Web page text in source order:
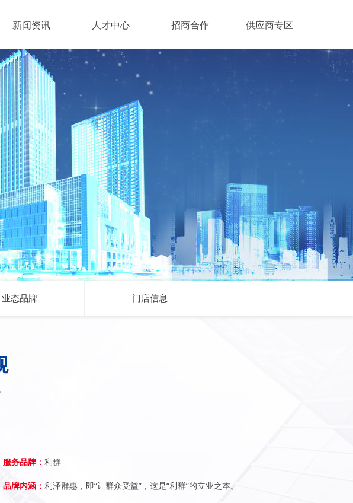
新闻资讯 人才中心 招商合作 供应商专区
业态品牌 门店信息
服务品牌： 利群
品牌内涵： 利泽群惠，即“让群众受益”，这是“利群”的立业之本。